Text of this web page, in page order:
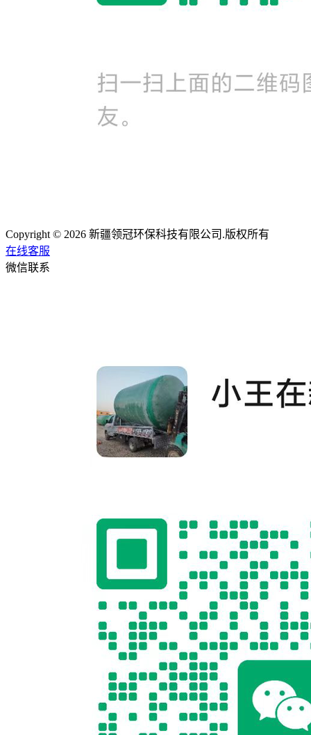
Copyright © 2026 新疆领冠环保科技有限公司.版权所有
在线客服
微信联系